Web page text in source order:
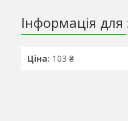
Інформація
Ціна: 103 ₴